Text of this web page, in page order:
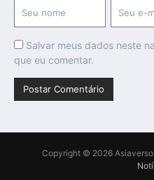
Salvar meus dados neste
que eu comentar.
Copyright © 2026